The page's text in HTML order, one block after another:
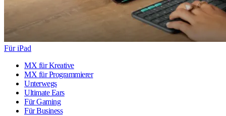
Für iPad
MX für Kreative
MX für Programmierer
Unterwegs
Ultimate Ears
Für Gaming
Für Business